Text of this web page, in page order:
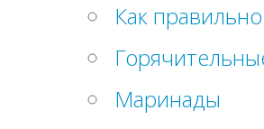
Как правильно
Маринады